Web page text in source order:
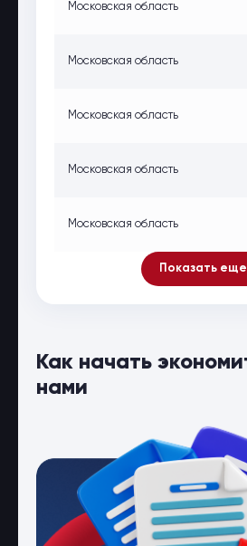
Московская область
Московская область
Московская область
Московская область
Московская область
Показать еще
Как начать
нами